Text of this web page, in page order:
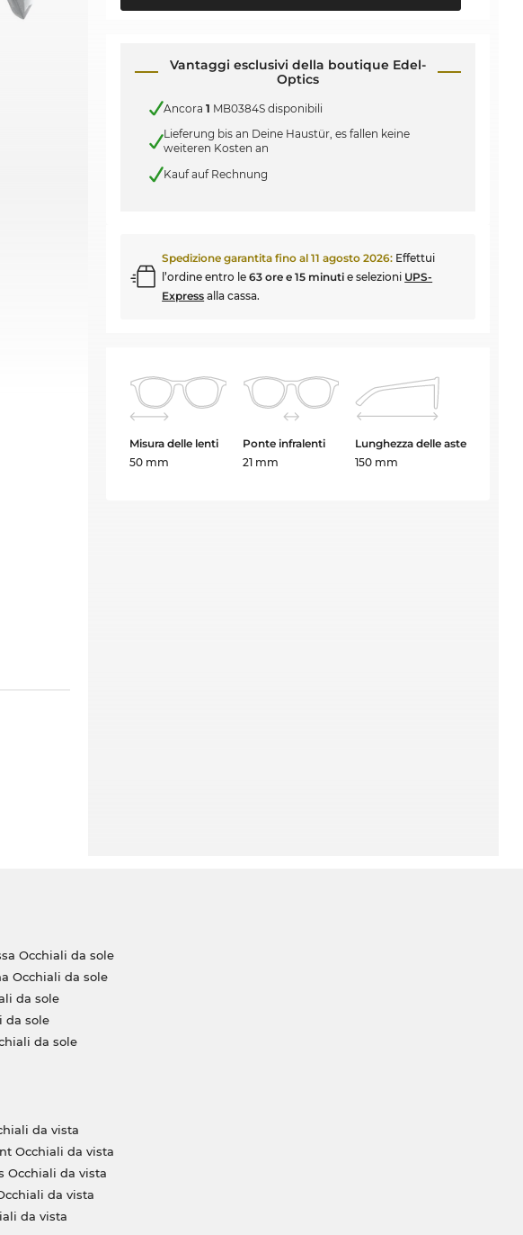
Vantaggi esclusivi della boutique Edel-
Optics
Ancora1 MB0384S disponibili
Lieferung bis an Deine Haustür, es fallen keine
weiteren Kosten an
Kauf auf Rechnung
Spedizione garantita fino al11 agosto 2026: Effettui
l’ordine entro le63 ore e 15 minuti e selezioni UPS-
Express alla cassa.
Misura delle lenti
50 mm
Ponte infralenti
21 mm
Lunghezza delle aste
150 mm
Occhiali da sole
Occhiali da sole
da sole
da sole
da sole
da vista
Occhiali da vista
Occhiali da vista
da vista
da vista